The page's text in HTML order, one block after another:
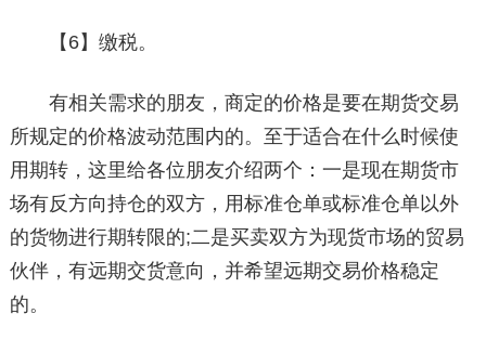
【6】缴税。
有相关需求的朋友，商定的价格是要在期货交易
所规定的价格波动范围内的。至于适合在什么时候使
用期转，这里给各位朋友介绍两个：一是现在期货市
场有反方向持仓的双方，用标准仓单或标准仓单以外
的货物进行期转限的;二是买卖双方为现货市场的贸易
伙伴，有远期交货意向，并希望远期交易价格稳定
的。